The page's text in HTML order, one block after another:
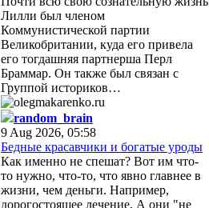
Лилли был членом
Коммунистической партии
Великобритании, куда его привела
его тогдашняя партнерша Перл
Браммар. Он также был связан с
Группой историков…
random_brain
9 Aug 2026, 05:58
Бедные красавчики и богатые уроды
Как именно не спешат? Вот им что-
то нужно, что-то, что явно главнее в
жизни, чем деньги. Например,
дорогостоящее лечение. А они "не